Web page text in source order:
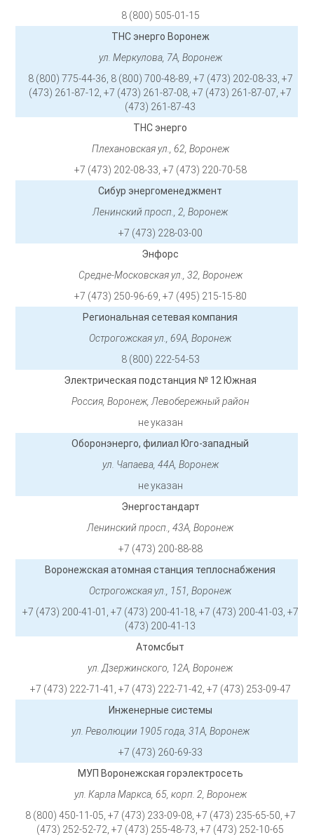
8 (800) 505-01-15
ТНС энерго Воронеж
ул. Меркулова, 7А, Воронеж
8 (800) 775-44-36, 8 (800) 700-48-89, +7 (473) 202-08-33, +7
(473) 261-87-12, +7 (473) 261-87-08, +7 (473) 261-87-07, +7
(473) 261-87-43
ТНС энерго
Плехановская ул., 62, Воронеж
+7 (473) 202-08-33, +7 (473) 220-70-58
Сибур энергоменеджмент
Ленинский просп., 2, Воронеж
+7 (473) 228-03-00
Энфорс
Средне-Московская ул., 32, Воронеж
+7 (473) 250-96-69, +7 (495) 215-15-80
Региональная сетевая компания
Острогожская ул., 69А, Воронеж
8 (800) 222-54-53
Электрическая подстанция № 12 Южная
Россия, Воронеж, Левобережный район
не указан
Оборонэнерго, филиал Юго-западный
ул. Чапаева, 44А, Воронеж
не указан
Энергостандарт
Ленинский просп., 43А, Воронеж
+7 (473) 200-88-88
Воронежская атомная станция теплоснабжения
Острогожская ул., 151, Воронеж
+7 (473) 200-41-01, +7 (473) 200-41-18, +7 (473) 200-41-03, +7
(473) 200-41-13
Атомсбыт
ул. Дзержинского, 12А, Воронеж
+7 (473) 222-71-41, +7 (473) 222-71-42, +7 (473) 253-09-47
Инженерные системы
ул. Революции 1905 года, 31А, Воронеж
+7 (473) 260-69-33
МУП Воронежская горэлектросеть
ул. Карла Маркса, 65, корп. 2, Воронеж
8 (800) 450-11-05, +7 (473) 233-09-08, +7 (473) 235-65-50, +7
(473) 252-52-72, +7 (473) 255-48-73, +7 (473) 252-10-65